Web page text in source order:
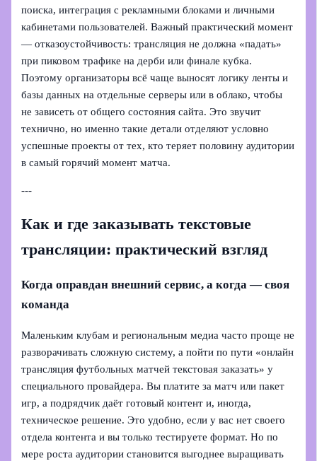
поиска, интеграция с рекламными блоками и личными
кабинетами пользователей. Важный практический момент
— отказоустойчивость: трансляция не должна «падать»
при пиковом трафике на дерби или финале кубка.
Поэтому организаторы всё чаще выносят логику ленты и
базы данных на отдельные серверы или в облако, чтобы
не зависеть от общего состояния сайта. Это звучит
технично, но именно такие детали отделяют условно
успешные проекты от тех, кто теряет половину аудитории
в самый горячий момент матча.
---
Как и где заказывать текстовые
трансляции: практический взгляд
Когда оправдан внешний сервис, а когда — своя
команда
Маленьким клубам и региональным медиа часто проще не
разворачивать сложную систему, а пойти по пути «онлайн
трансляция футбольных матчей текстовая заказать» у
специального провайдера. Вы платите за матч или пакет
игр, а подрядчик даёт готовый контент и, иногда,
техническое решение. Это удобно, если у вас нет своего
отдела контента и вы только тестируете формат. Но по
мере роста аудитории становится выгоднее выращивать